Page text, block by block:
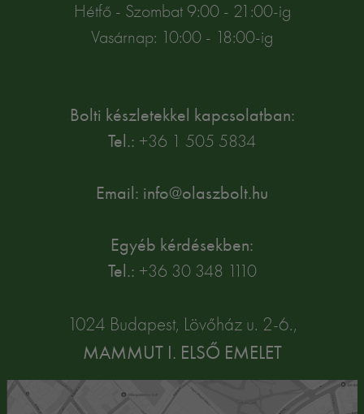
Hétfő - Szombat 9:00 - 21:00-ig
Vasárnap: 10:00 - 18:00-ig
Bolti készletekkel kapcsolatban:
Tel.: +36 1 505 5834
Email: info@olaszbolt.hu
Egyéb kérdésekben:
Tel.: +36 30 348 1110
1024 Budapest, Lövőház u. 2-6.,
MAMMUT I. ELSŐ EMELET